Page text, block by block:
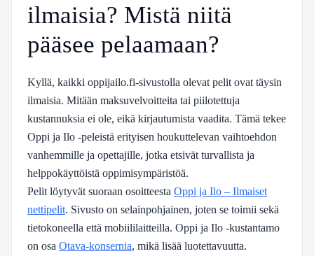
ilmaisia? Mistä niitä
pääsee pelaamaan?
Kyllä, kaikki oppijailo.fi-sivustolla olevat pelit ovat täysin
ilmaisia. Mitään maksuvelvoitteita tai piilotettuja
kustannuksia ei ole, eikä kirjautumista vaadita. Tämä tekee
Oppi ja Ilo -peleistä erityisen houkuttelevan vaihtoehdon
vanhemmille ja opettajille, jotka etsivät turvallista ja
helppokäyttöistä oppimisympäristöä.
Pelit löytyvät suoraan osoitteesta Oppi ja Ilo – Ilmaiset
nettipelit. Sivusto on selainpohjainen, joten se toimii sekä
tietokoneella että mobiililaitteilla. Oppi ja Ilo -kustantamo
on osa Otava-konsernia, mikä lisää luotettavuutta.